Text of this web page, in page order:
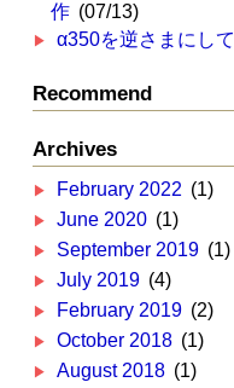
作 (07/13)
α350を逆さまにし
Recommend
Archives
February 2022 (1)
June 2020 (1)
September 2019 (1)
July 2019 (4)
February 2019 (2)
October 2018 (1)
August 2018 (1)